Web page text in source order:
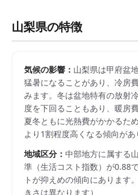
山梨県の特徴
気候の影響： 山梨県は甲府盆
猛暑になることがあり、冷房
みます。冬は盆地特有の放射
度を下回ることもあり、暖房
夏冬ともに光熱費がかかるた
より1割程度高くなる傾向があ
地域区分： 中部地方に属する
準（生活コスト指数）が0.88
トが抑えめの傾向にあります。
きさは異なります）